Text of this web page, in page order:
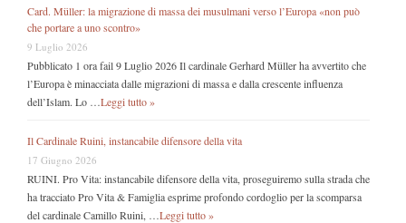
Card. Müller: la migrazione di massa dei musulmani verso l’Europa «non può
che portare a uno scontro»
9 Luglio 2026
Pubblicato 1 ora fail 9 Luglio 2026 Il cardinale Gerhard Müller ha avvertito che
l’Europa è minacciata dalle migrazioni di massa e dalla crescente influenza
dell’Islam. Lo … Leggi tutto »
Il Cardinale Ruini, instancabile difensore della vita
17 Giugno 2026
RUINI. Pro Vita: instancabile difensore della vita, proseguiremo sulla strada che
ha tracciato Pro Vita & Famiglia esprime profondo cordoglio per la scomparsa
del cardinale Camillo Ruini, … Leggi tutto »